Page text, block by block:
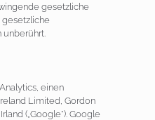
gesetzliche
einen
Limited, Gordon
(„Google“). Google